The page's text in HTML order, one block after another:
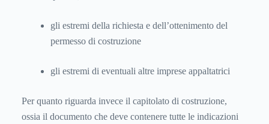
gli estremi della richiesta e dell’ottenimento del
permesso di costruzione
gli estremi di eventuali altre imprese appaltatrici
Per quanto riguarda invece il capitolato di costruzione,
ossia il documento che deve contenere tutte le indicazioni